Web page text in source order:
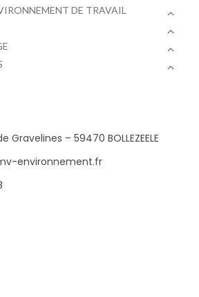
DE TRAVAIL
Gravelines – 59470 BOLLEZEELE
environnement.fr